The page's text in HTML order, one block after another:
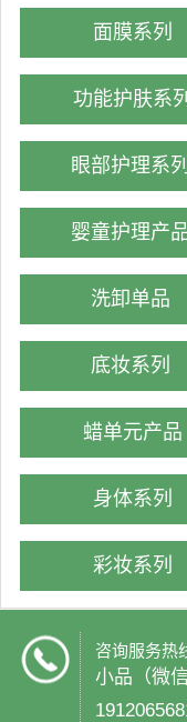
面膜系列
功能护肤系列
眼部护理系列
婴童护理产
洗卸单品
底妆系列
蜡单元产品
身体系列
彩妆系列
咨询服务热
小品（微